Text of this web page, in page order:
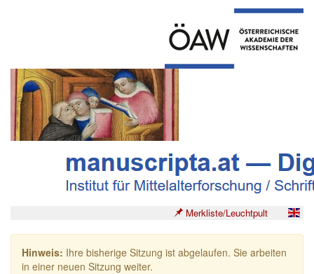
Merkliste/Leuchtpult
Hinweis: Ihre bisherige Sitzung ist abgelaufen. Sie arbeiten
in einer neuen Sitzung weiter.